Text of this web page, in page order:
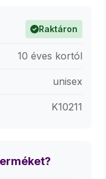
Raktáron
10 éves kortól
unisex
K10211